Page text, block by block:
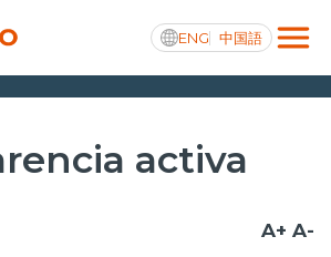
ENG 中国語
activa
A+ A-